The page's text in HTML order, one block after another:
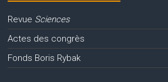
Revue Sciences
Actes des congrès
Fonds Boris Rybak